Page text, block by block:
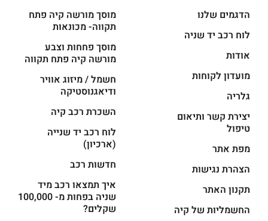
הדגמים שלנו
לוח רכב יד שניה
אודות
מועדון לקוחות
גלריה
יצירת קשר ותיאום
טיפול
מפת אתר
הצהרת נגישות
תקנון האתר
החשמליות של קיה
מוסך מורשה קיה פתח
תקווה- מכונאות
מוסך פחחות וצבע
מורשה קיה פתח תקווה
חשמל / מיזוג אוויר
ודיאגנוסטיקה
השכרת רכב קיה
לוח רכב יד שנייה
(ארכיון)
חדשות רכב
איך תמצאו רכב מיד
שניה בפחות מ- 100,000
שקלים?